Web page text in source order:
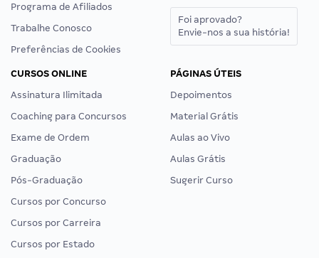
Programa de Afiliados
Trabalhe Conosco
Preferências de Cookies
Foi aprovado?
Envie-nos a sua história!
CURSOS ONLINE
Assinatura Ilimitada
Coaching para Concursos
Exame de Ordem
Graduação
Pós-Graduação
Cursos por Concurso
Cursos por Carreira
Cursos por Estado
PÁGINAS ÚTEIS
Depoimentos
Material Grátis
Aulas ao Vivo
Aulas Grátis
Sugerir Curso